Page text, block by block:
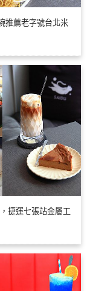
推薦老字號台北米
捷運七張站金屬工